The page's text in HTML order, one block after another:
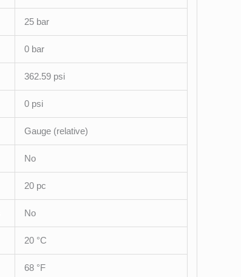
25 bar
0 bar
362.59 psi
0 psi
Gauge (relative)
No
20 pc
No
20 °C
68 °F